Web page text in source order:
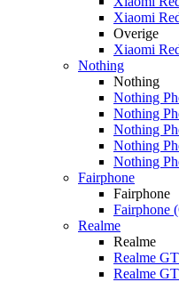
Xiaomi
Overige
Xiaomi
Nothing
Nothing
Nothing
Nothing
Nothing
Nothing
Nothing
Fairphone
Fairphone
Fairphone
Realme
Realme
Realme
Realme